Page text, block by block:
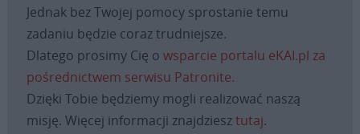
Jednak bez Twojej pomocy sprostanie temu
zadaniu będzie coraz trudniejsze.
Dlatego prosimy Cię o wsparcie portalu eKAI.pl za
pośrednictwem serwisu Patronite.
Dzięki Tobie będziemy mogli realizować naszą
misję. Więcej informacji znajdziesztutaj.